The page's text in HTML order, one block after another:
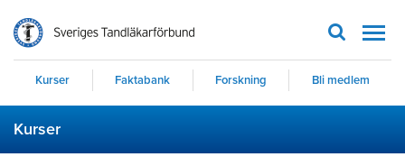
Kurser Faktabank Forskning Bli medlem
Kurser